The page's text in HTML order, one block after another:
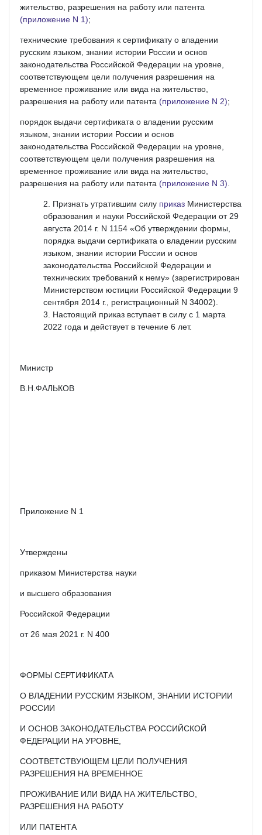
жительство, разрешения на работу или патента
(приложение N 1);
технические требования к сертификату о владении
русским языком, знании истории России и основ
законодательства Российской Федерации на уровне,
соответствующем цели получения разрешения на
временное проживание или вида на жительство,
разрешения на работу или патента (приложение N 2);
порядок выдачи сертификата о владении русским
языком, знании истории России и основ
законодательства Российской Федерации на уровне,
соответствующем цели получения разрешения на
временное проживание или вида на жительство,
разрешения на работу или патента (приложение N 3)
Признать утратившим силу приказМинистерства
образования и науки Российской Федерации от 29
августа 2014 г. N 1154 «Об утверждении формы,
порядка выдачи сертификата о владении русским
языком, знании истории России и основ
законодательства Российской Федерации и
технических требований к нему» (зарегистрирован
Министерством юстиции Российской Федерации 9
сентября 2014 г., регистрационный N 34002).
Настоящий приказ вступает в силу с 1 марта
2022 года и действует в течение 6 лет.
Министр
В.Н.ФАЛЬКОВ
Приложение N 1
Утверждены
приказом Министерства науки
и высшего образования
Российской Федерации
от 26 мая 2021 г. N 400
ФОРМЫ СЕРТИФИКАТА
О ВЛАДЕНИИ РУССКИМ ЯЗЫКОМ, ЗНАНИИ ИСТОРИИ
РОССИИ
И ОСНОВ ЗАКОНОДАТЕЛЬСТВА РОССИЙСКОЙ
ФЕДЕРАЦИИ НА УРОВНЕ,
СООТВЕТСТВУЮЩЕМ ЦЕЛИ ПОЛУЧЕНИЯ
РАЗРЕШЕНИЯ НА ВРЕМЕННОЕ
ПРОЖИВАНИЕ ИЛИ ВИДА НА ЖИТЕЛЬСТВО,
РАЗРЕШЕНИЯ НА РАБОТУ
ИЛИ ПАТЕНТА